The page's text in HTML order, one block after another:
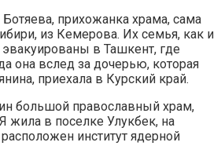
прихожанка храма, сама
из Кемерова. Их семья, как и
в Ташкент, где
она вслед за дочерью, которая
приехала в Курский край.
большой православный храм,
жила в поселке Улукбек, на
институт ядерной